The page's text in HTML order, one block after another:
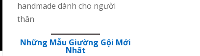
handmade dành cho người
thân
Những Mẫu Giường Gội Mới
Nhất